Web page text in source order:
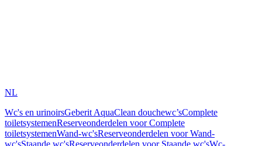
NL
Wc's en urinoirsGeberit AquaClean douchewc’sComplete
toiletsystemenReserveonderdelen voor Complete
toiletsystemenWand-wc'sReserveonderdelen voor Wand-
wc'sStaande wc'sReserveonderdelen voor Staande wc'sWc-